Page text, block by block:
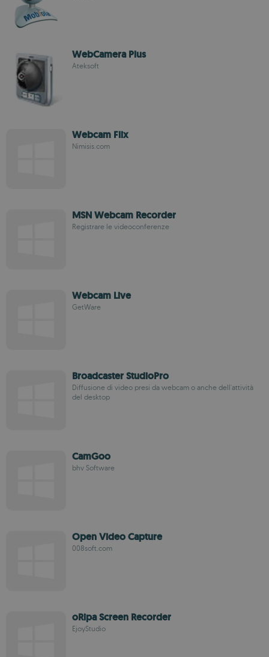
WebCamera Plus
Ateksoft
Webcam Flix
Nimisis.com
MSN Webcam Recorder
Registrare le videoconferenze
Webcam Live
GetWare
Broadcaster StudioPro
Diffusione di video presi da webcam o anche dell'attività
del desktop
CamGoo
bhv Software
Open Video Capture
008soft.com
oRipa Screen Recorder
EjoyStudio